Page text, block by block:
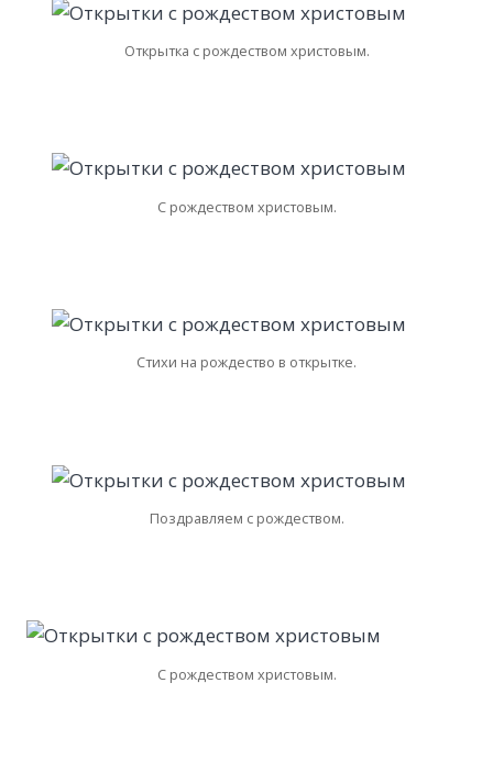
Открытка с рождеством христовым.
С рождеством христовым.
Стихи на рождество в открытке.
Поздравляем с рождеством.
С рождеством христовым.